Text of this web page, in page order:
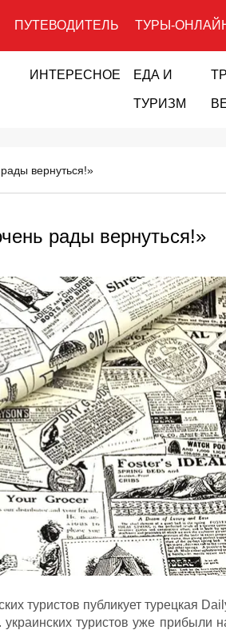
ПУТЕВОДИТЕЛЬ ТУРЫ-
ИНТЕРЕСНОЕ ЕДА И
ТУРИЗМ
вернуться!»
рады вернуться!»
туристов публикует турецкая
туристов уже прибыли